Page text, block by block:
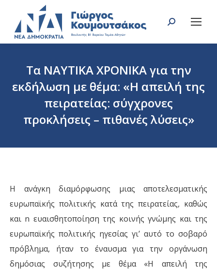
Search:
Τα ΝΑΥΤΙΚΑ ΧΡΟΝΙΚΑ για την
εκδήλωση με θέμα: «Η απειλή της
πειρατείας: σύγχρονες
προκλήσεις – πιθανές λύσεις»
Η ανάγκη διαμόρφωσης μιας αποτελεσματικής
ευρωπαϊκής πολιτικής κατά της πειρατείας, καθώς
και n ευαισθητοποίηση της κοινής γνώμης και της
ευρωπαϊκής πολιτικής ηγεσίας γι’ αυτό το σοβαρό
πρόβλημα, ήταν το έναυσμα για την οργάνωση
δημόσιας συζήτησης µε θέμα «Η απειλή της